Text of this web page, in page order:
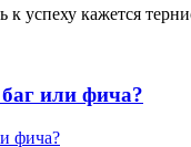
успеху кажется
или фича?